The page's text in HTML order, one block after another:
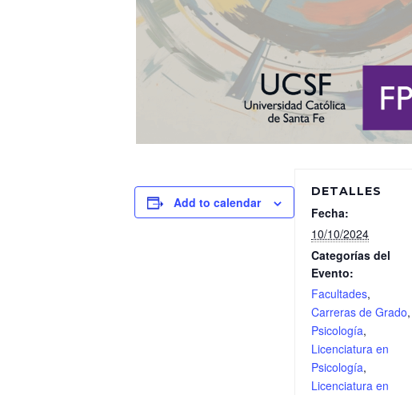
Add to calendar
DETALLES
Fecha:
10/10/2024
Categorías del
Evento:
Facultades,
Carreras de Grado,
Psicología,
Licenciatura en
Psicología,
Licenciatura en